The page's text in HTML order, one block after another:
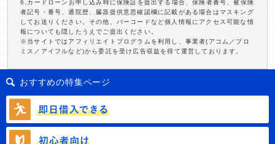
6.カードローンお申し込み時に保険証を提出する場合、保険者番号、被保険
者記号・番号、通院歴、臓器提供意思確認欄に記載がある場合はマスキング
してお送りください。その他、バーコードなど個人情報にアクセス可能な情
報についても隠したうえでご提出ください。
※当サイトではアフィリエイトプログラムを利用し、事業者(アコム／プロ
ミス／アイフルなど)から委託を受け広告収益を得て運営しております。
おすすめの特集ページ